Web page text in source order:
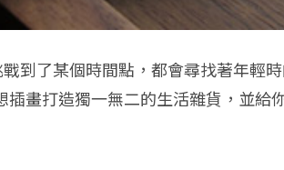
到了某個時間點，都會尋找著年輕
畫打造獨一無二的生活雜貨，並給